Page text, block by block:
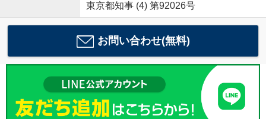
東京都知事 (4) 第92026号
お問い合わせ(無料)